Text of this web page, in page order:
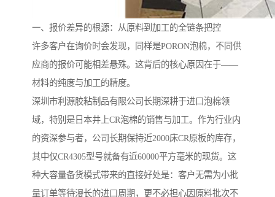
一、报价差异的根源：从原料到加工的全链条把控
许多客户在询价时会发现，同样是PORON泡棉，不同供
应商的报价可能相差悬殊。这背后的核心原因在于——
材料的纯度与加工的精度。
深圳市利源胶粘制品有限公司长期深耕于进口泡棉领
域，特别是日本井上CR泡棉的销售与加工。作为行业内
的资深参与者，公司长期保持近2000床CR原板的库存，
其中仅CR4305型号就备有近60000平方毫米的现货。这
种大容量备货模式带来的直接好处是：客户无需为小批
量订单等待漫长的进口周期，更不必担心因原料批次不